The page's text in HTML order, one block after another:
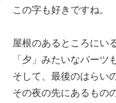
この字も好きですね。
屋根のあるところにい
「夕」みたいなパーツ
そして、最後のはらい
その夜の先にあるもの